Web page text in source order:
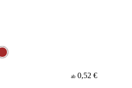
ab 0,52 €